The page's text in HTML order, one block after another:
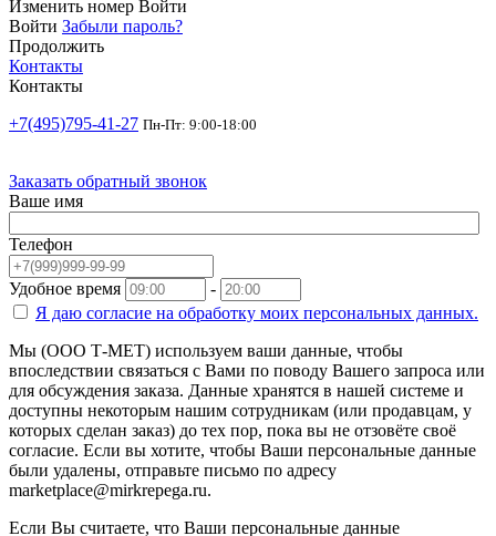
Изменить номер Войти
Войти Забыли пароль?
Продолжить
Контакты
Контакты
+7(495)795-41-27 Пн-Пт: 9:00-18:00
Заказать обратный звонок
Ваше имя
Телефон
Удобное время
-
Я даю согласие на обработку моих персональных данных.
Мы (ООО Т-МЕТ) используем ваши данные, чтобы
впоследствии связаться с Вами по поводу Вашего запроса или
для обсуждения заказа. Данные хранятся в нашей системе и
доступны некоторым нашим сотрудникам (или продавцам, у
которых сделан заказ) до тех пор, пока вы не отзовёте своё
согласие. Если вы хотите, чтобы Ваши персональные данные
были удалены, отправьте письмо по адресу
marketplace@mirkrepega.ru.
Если Вы считаете, что Ваши персональные данные